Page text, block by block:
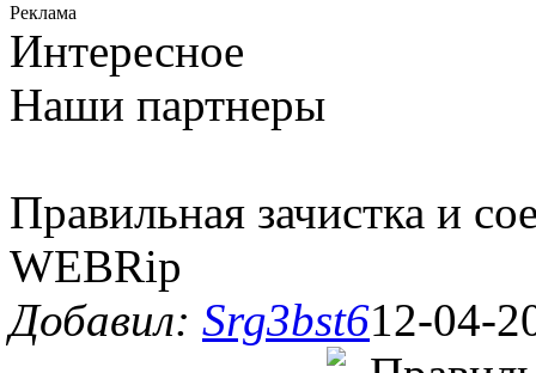
Реклама
Интересное
Наши партнеры
Правильная зачистка и
WEBRip
Добавил: Srg3bst612-04-